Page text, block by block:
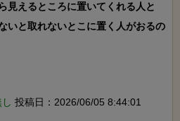
見えるところに置いてくれる人と
いと取れないとこに置く人がおるの
投稿日：2026/06/05 8:44:01